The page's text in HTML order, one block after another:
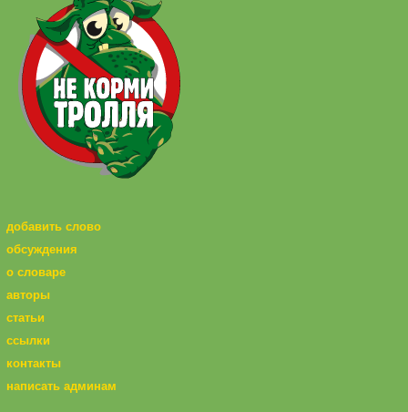
добавить слово
обсуждения
о словаре
авторы
статьи
ссылки
контакты
написать админам